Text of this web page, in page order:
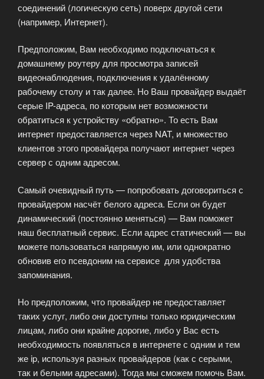
соединений (логическую сеть) поверх другой сети
(например, Интернет).
Предположим, Вам необходимо подключаться к
домашнему роутеру для просмотра записей
видеонаблюдения, подключения к удалённому
рабочему столу и так далее. Но Ваш провайдер выдаёт
серые IP-адреса, по которым нет возможности
обратиться к устройству «обратно». То есть Вам
интернет предоставляется через NAT, и множество
клиентов этого провайдера получают интернет через
сервер с одним адресом.
Самый очевидный путь — попробовать договориться с
провайдером насчёт белого адреса. Если он будет
динамический (постоянно меняться) — Вам поможет
наш бесплатный сервис. Если адрес статический — вы
можете пользоваться напрямую им, или однократно
обновив его псевдоним на сервисе для удобства
запоминания.
Но предположим, что провайдер не предоставляет
таких услуг, либо они доступны только юридическим
лицам, либо они крайне дорогие, либо у Вас есть
необходимость появляться в интернете с одним и тем
же ip, используя разных провайдеров (как с серыми,
так и белыми адресами). Тогда мы сможем помочь Вам.